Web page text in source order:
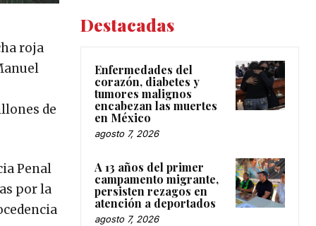
roja
de
Penal
por la
Destacadas
Enfermedades del
corazón, diabetes y
tumores malignos
encabezan las muertes
en México
agosto 7, 2026
A 13 años del primer
campamento migrante,
persisten rezagos en
atención a deportados
agosto 7, 2026